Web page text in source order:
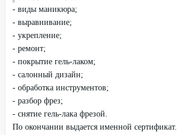
- виды маникюра;
- выравнивание;
- укрепление;
- ремонт;
- покрытие гель-лаком;
- салонный дизайн;
- обработка инструментов;
- разбор фрез;
- снятие гель-лака фрезой.
По окончании выдается именной сертификат.